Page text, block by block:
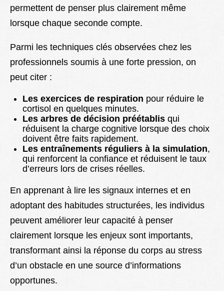
permettent de penser plus clairement même
lorsque chaque seconde compte.
Parmi les techniques clés observées chez les
professionnels soumis à une forte pression, on
peut citer :
Les exercices de respiration pour réduire le
cortisol en quelques minutes.
Les arbres de décision préétablis qui
réduisent la charge cognitive lorsque des choix
doivent être faits rapidement.
Les entraînements réguliers à la simulation,
qui renforcent la confiance et réduisent le taux
d’erreurs lors de crises réelles.
En apprenant à lire les signaux internes et en
adoptant des habitudes structurées, les individus
peuvent améliorer leur capacité à penser
clairement lorsque les enjeux sont importants,
transformant ainsi la réponse du corps au stress
d’un obstacle en une source d’informations
opportunes.